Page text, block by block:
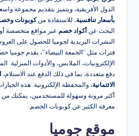
الدول الأفريقية، ويتميز بتقديم مجموعة
بأسعار تنافسية. للاستفادة منكوبونات
البحث عن أكواد خصم عبر مواقع متخصصة
النشرات البريدية لجوميا للحصول على
فترات مثل “الجمعة البيضاء”، يقدم جوميا
الإلكترونيات، الملابس، والأدوات
دفع متعددة، بما في ذلك الدفع عند الاستلام،
الائتمانية، والمحفظة الإلكترونية. هذه
أكثر مرونة وسهولة للمستخدمين، يمكنك من
معرفة الكثير عن كوبونات الخصم.
موقع جوميا